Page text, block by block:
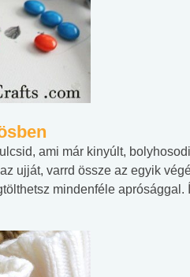
ami már kinyúlt,
ujját, varrd össze az egyik
mindenféle aprósággal.